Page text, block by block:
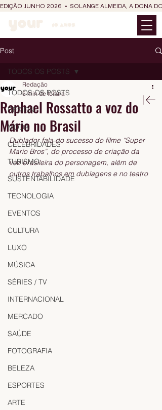
EDIÇÃO JUNHO 2026  •  SOLANGE ALMEIDA, A DONA
Post
TODOS OS POSTS
DESIGN
MODA
CELEBRIDADES
TURISMO
SUSTENTABILIDADE
TECNOLOGIA
EVENTOS
CULTURA
LUXO
MÚSICA
SÉRIES / TV
INTERNACIONAL
MERCADO
SAÚDE
FOTOGRAFIA
BELEZA
ESPORTES
ARTE
TODOS OS POSTS
Raphael Rossatto a voz do
Mário no Brasil
Redação
5 min de leitura
Dublador fala do sucesso do filme “Super
Mario Bros”, do processo de criação da
voz brasileira do personagem, além de
outros trabalhos em dublagens e no teatro